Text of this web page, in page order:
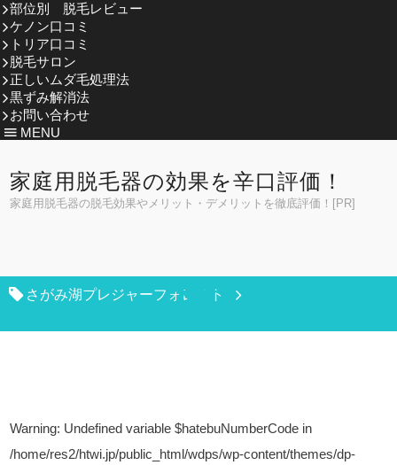
部位別 脱毛レビュー
ケノン口コミ
トリア口コミ
脱毛サロン
正しいムダ毛処理法
黒ずみ解消法
お問い合わせ
MENU
家庭用脱毛器の効果を辛口評価！
家庭用脱毛器の脱毛効果やメリット・デメリットを徹底評価！[PR]
さがみ湖プレジャーフォレスト
Warning: Undefined variable $hatebuNumberCode in
/home/res2/htwi.jp/public_html/wdps/wp-content/themes/dp-